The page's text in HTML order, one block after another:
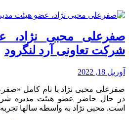
صفرعلی محبی نژاد،
شرکت تعاونی آرد لنگرود
آوریل 18, 2022
صفرعلی محبی نژاد با نام کامل
در حال حاضر عضو هیئت مدیره شرکت
است. محبی نژاد به واسطه سالها